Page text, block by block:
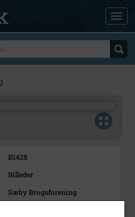
B1428
Billeder
Sæby Brugsforening